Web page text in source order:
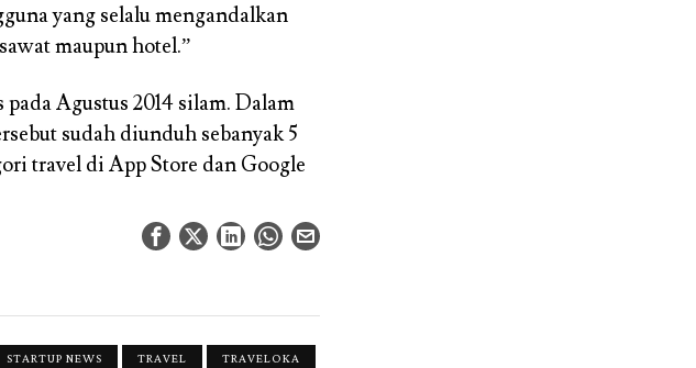
yang selalu mengandalkan
maupun hotel.”
Agustus 2014 silam. Dalam
sudah diunduh sebanyak 5
travel di App Store dan Google
STARTUP NEWS TRAVEL TRAVELOKA